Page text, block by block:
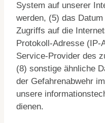
System auf unserer
werden, (5) das
Zugriffs auf die
Protokoll-Adresse (IP-
Service-Provider des
(8) sonstige ähnliche
der Gefahrenabwehr
unsere
dienen.